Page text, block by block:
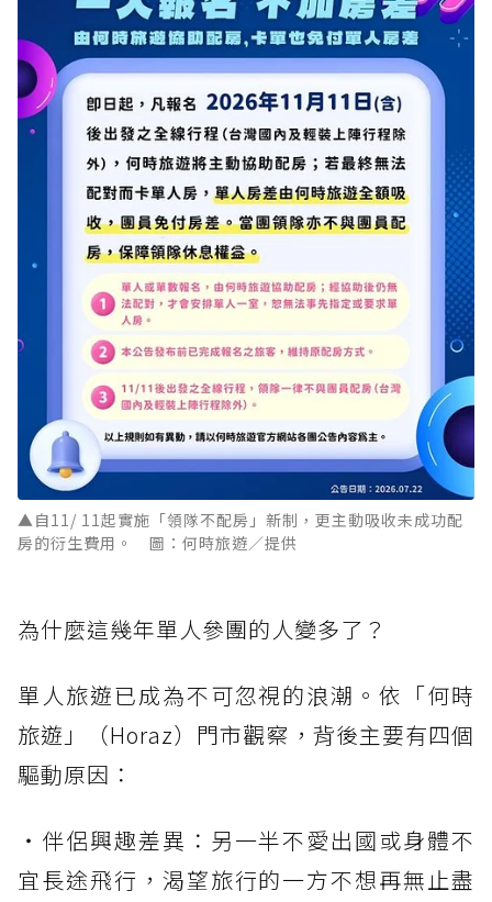
▲自11/ 11起實施「領隊不配房」新制，更主動吸收未成功配
房的衍生費用。 圖：何時旅遊／提供
為什麼這幾年單人參團的人變多了？
單人旅遊已成為不可忽視的浪潮。依「何時
旅遊」（Horaz）門市觀察，背後主要有四個
驅動原因：
・伴侶興趣差異：另一半不愛出國或身體不
宜長途飛行，渴望旅行的一方不想再無止盡